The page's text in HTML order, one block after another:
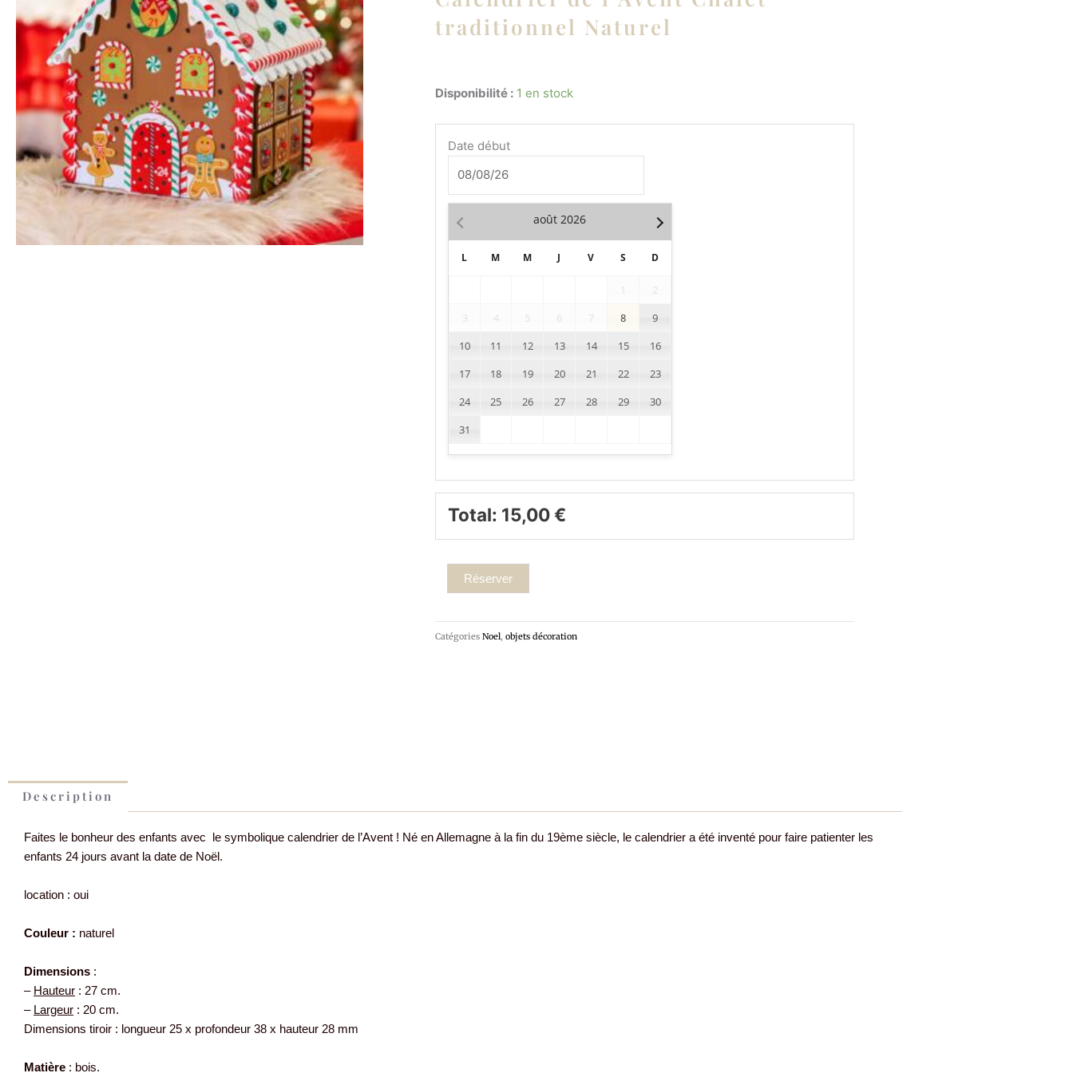
traditionnel Naturel
Disponibilité : 1 en stock
Date début
août 2026
L M M J V S D
2
3
4 5 6 7 8
9
10
11 12 13 14 15
16
17
18 19 20 21 22
23
24
25 26 27 28 29
30
31
Total: 15,00€
quantité
l'Avent
traditionnel
Naturel
Réserver
Catégories Noel, objets décoration
Description
Faites le bonheur des enfants avec le symbolique calendrier de l’Avent ! Né en Allemagne à la fin du 19ème siècle, le calendrier a été inventé pour faire patienter les
enfants 24 jours avant la date de Noël.
location : oui
Couleur : naturel
Dimensions :
– Hauteur : 27 cm.
– Largeur : 20 cm.
Dimensions tiroir : longueur 25 x profondeur 38 x hauteur 28 mm
Matière : bois.